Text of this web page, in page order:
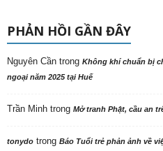
PHẢN HỒI GẦN ĐÂY
Nguyên Cần trong Không khí chuẩn bị
ngoại năm 2025 tại Huế
Trần Minh trong Mở tranh Phật, cầu an
tonydo trong Báo Tuổi trẻ phản ảnh về